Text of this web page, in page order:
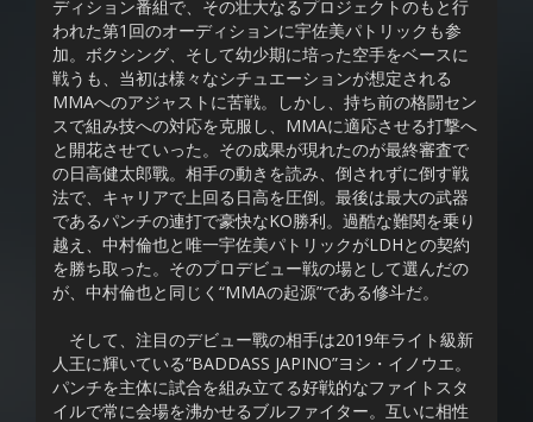
ディション番組で、その壮大なるプロジェクトのもと行
われた第1回のオーディションに宇佐美パトリックも参
加。ボクシング、そして幼少期に培った空手をベースに
戦うも、当初は様々なシチュエーションが想定される
MMAへのアジャストに苦戦。しかし、持ち前の格闘セン
スで組み技への対応を克服し、MMAに適応させる打撃へ
と開花させていった。その成果が現れたのが最終審査で
の日高健太郎戰。相手の動きを読み、倒されずに倒す戦
法で、キャリアで上回る日高を圧倒。最後は最大の武器
であるパンチの連打で豪快なKO勝利。過酷な難関を乗り
越え、中村倫也と唯一宇佐美パトリックがLDHとの契約
を勝ち取った。そのプロデビュー戦の場として選んだの
が、中村倫也と同じく“MMAの起源”である修斗だ。
そして、注目のデビュー戰の相手は2019年ライト級新
人王に輝いている“BADDASS JAPINO”ヨシ・イノウエ。
パンチを主体に試合を組み立てる好戦的なファイトスタ
イルで常に会場を沸かせるブルファイター。互いに相性